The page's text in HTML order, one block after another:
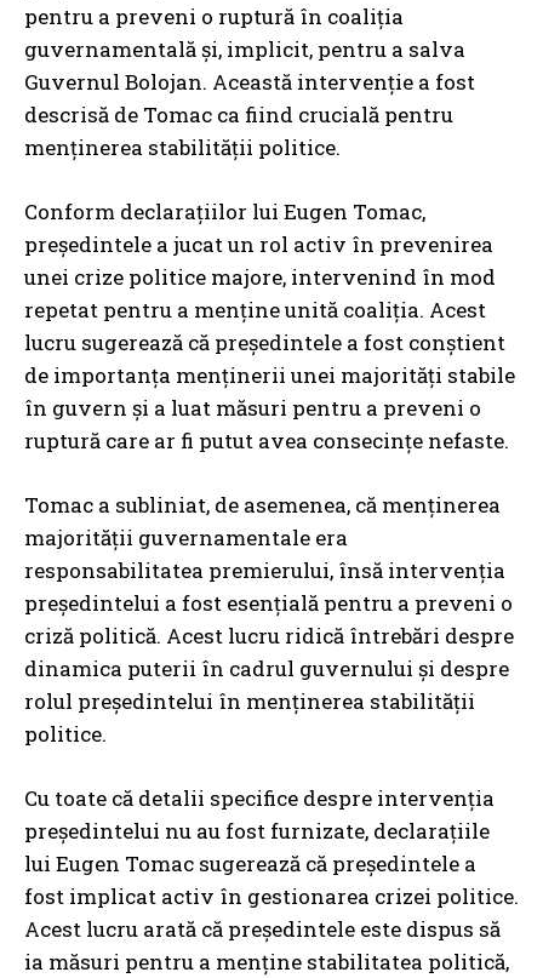
pentru a preveni o ruptură în coaliția
guvernamentală și, implicit, pentru a salva
Guvernul Bolojan. Această intervenție a fost
descrisă de Tomac ca fiind crucială pentru
menținerea stabilității politice.
Conform declarațiilor lui Eugen Tomac,
președintele a jucat un rol activ în prevenirea
unei crize politice majore, intervenind în mod
repetat pentru a menține unită coaliția. Acest
lucru sugerează că președintele a fost conștient
de importanța menținerii unei majorități stabile
în guvern și a luat măsuri pentru a preveni o
ruptură care ar fi putut avea consecințe nefaste.
Tomac a subliniat, de asemenea, că menținerea
majorității guvernamentale era
responsabilitatea premierului, însă intervenția
președintelui a fost esențială pentru a preveni o
criză politică. Acest lucru ridică întrebări despre
dinamica puterii în cadrul guvernului și despre
rolul președintelui în menținerea stabilității
politice.
Cu toate că detalii specifice despre intervenția
președintelui nu au fost furnizate, declarațiile
lui Eugen Tomac sugerează că președintele a
fost implicat activ în gestionarea crizei politice.
Acest lucru arată că președintele este dispus să
ia măsuri pentru a menține stabilitatea politică,